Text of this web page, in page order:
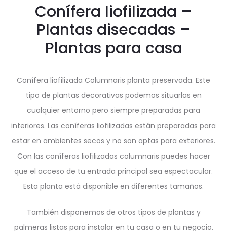
Conífera liofilizada –
Plantas disecadas –
Plantas para casa
Conífera liofilizada Columnaris planta preservada. Este
tipo de plantas decorativas podemos situarlas en
cualquier entorno pero siempre preparadas para
interiores. Las coníferas liofilizadas están preparadas para
estar en ambientes secos y no son aptas para exteriores.
Con las coníferas liofilizadas columnaris puedes hacer
que el acceso de tu entrada principal sea espectacular.
Esta planta está disponible en diferentes tamaños.
También disponemos de otros tipos de plantas y
palmeras listas para instalar en tu casa o en tu negocio.